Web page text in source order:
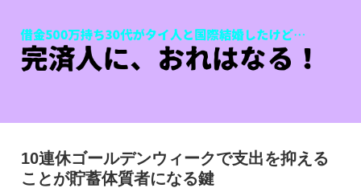
10連休ゴールデンウィークで支出を抑える
ことが貯蓄体質者になる鍵